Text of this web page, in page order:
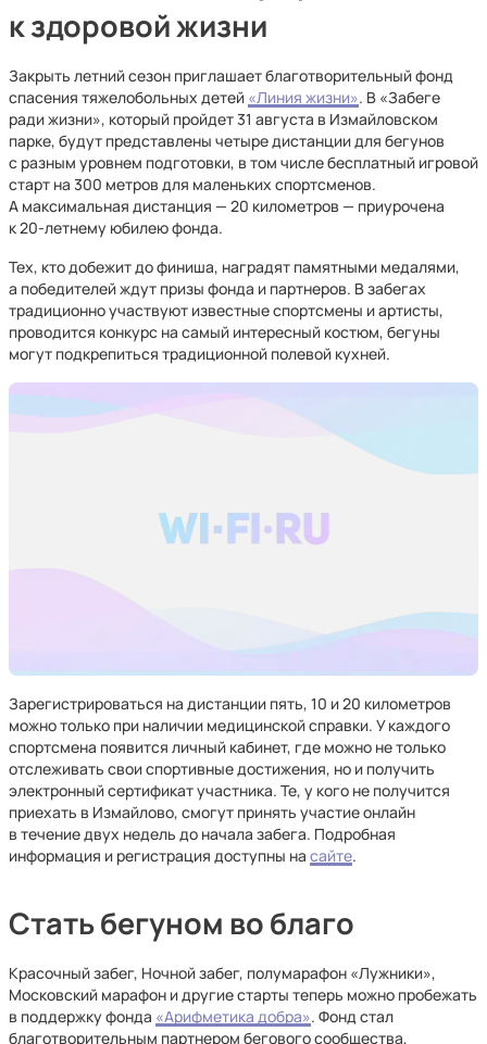
к здоровой жизни
Закрыть летний сезон приглашает благотворительный фонд
спасения тяжелобольных детей «Линия жизни». В «Забеге
ради жизни», который пройдет 31 августа в Измайловском
парке, будут представлены четыре дистанции для бегунов
с разным уровнем подготовки, в том числе бесплатный игровой
старт на 300 метров для маленьких спортсменов.
А максимальная дистанция — 20 километров — приурочена
к 20-летнему юбилею фонда.
Тех, кто добежит до финиша, наградят памятными медалями,
а победителей ждут призы фонда и партнеров. В забегах
традиционно участвуют известные спортсмены и артисты,
проводится конкурс на самый интересный костюм, бегуны
могут подкрепиться традиционной полевой кухней.
Зарегистрироваться на дистанции пять, 10 и 20 километров
можно только при наличии медицинской справки. У каждого
спортсмена появится личный кабинет, где можно не только
отслеживать свои спортивные достижения, но и получить
электронный сертификат участника. Те, у кого не получится
приехать в Измайлово, смогут принять участие онлайн
в течение двух недель до начала забега. Подробная
информация и регистрация доступны на сайте.
Стать бегуном во благо
Красочный забег, Ночной забег, полумарафон «Лужники»,
Московский марафон и другие старты теперь можно пробежать
в поддержку фонда «Арифметика добра». Фонд стал
благотворительным партнером бегового сообщества,